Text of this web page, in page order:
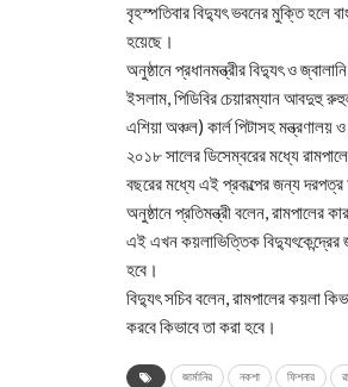
বৃহস্পতিবার বিদ্যুৎ ভবনের মুক্তি হলে
হয়েছে।
অনুষ্ঠানে প্রধানমন্ত্রীর বিদ্যুৎ ও
ইসলাম, পিডিবির চেয়ারম্যান আবদুহু
এশিয়া অঞ্চল) কার্ল পিটাসহ মন্ত্রণালয়
২০১৮ সালের ডিসেম্বরের মধ্যে
বছরের মধ্যে এই প্রকল্পের জন্য
অনুষ্ঠানে প্রতিমন্ত্রী বলেন, রামপালের
এই এখন কয়লাভিত্তিক
হবে।
বিদ্যুৎ সচিব বলেন, রামপালের কয়লা
করবে কিভাবে তা করা হবে।
জার্মানির নকশা ফিশনার